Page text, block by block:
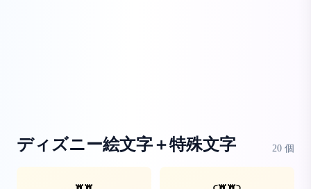
ディズニー絵文字＋特殊文字 20 個